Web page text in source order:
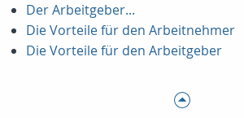
Der Arbeitgeber...
Die Vorteile für den Arbeitnehmer
Die Vorteile für den Arbeitgeber